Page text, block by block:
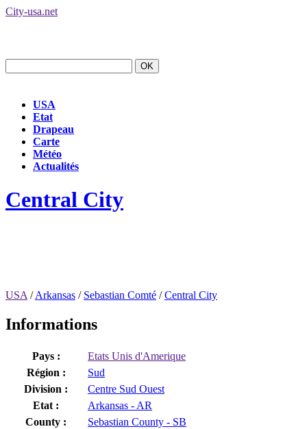
City-usa.net
USA
Etat
Drapeau
Carte
Météo
Actualités
Central City
USA /Arkansas / Sebastian Comté /Central City
Informations
Pays :
Etats Unis d'Amerique
Région :
Sud
Division :
Centre Sud Ouest
Etat :
Arkansas - AR
County :
Sebastian County - SB